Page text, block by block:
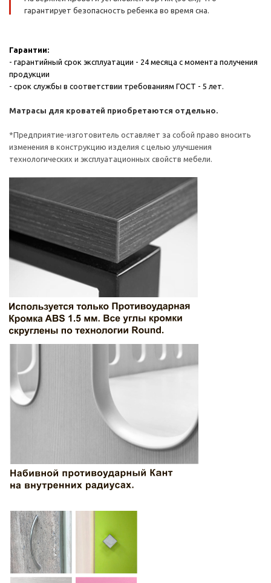
гарантирует безопасность ребенка во время сна.
Гарантии:
- гарантийный срок эксплуатации - 24 месяца с момента получения
продукции
- срок службы в соответствии требованиям ГОСТ - 5 лет.
Матрасы для кроватей приобретаются отдельно.
*Предприятие-изготовитель оставляет за собой право вносить
изменения в конструкцию изделия с целью улучшения
технологических и эксплуатационных свойств мебели.